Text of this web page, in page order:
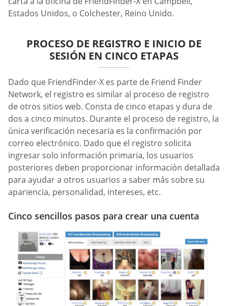
Estados Unidos, o Colchester, Reino Unido.
PROCESO DE REGISTRO E INICIO DE
SESIÓN EN CINCO ETAPAS
Dado que FriendFinder-X es parte de Friend Finder
Network, el registro es similar al proceso de registro
de otros sitios web. Consta de cinco etapas y dura de
dos a cinco minutos. Durante el proceso de registro, la
única verificación necesaria es la confirmación por
correo electrónico. Dado que el registro solicita
ingresar solo información primaria, los usuarios
posteriores deben proporcionar información detallada
para ayudar a otros usuarios a saber más sobre su
apariencia, personalidad, intereses, etc.
Cinco sencillos pasos para crear una cuenta